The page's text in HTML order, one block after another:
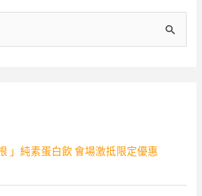
」純素蛋白飲 會場激抵限定優惠